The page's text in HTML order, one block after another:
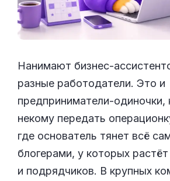
Нанимают бизнес-
разные работодатели. Это и
предприниматели-одиночки,
некому передать
где основатель тянет всё
блогерами, у которых
и подрядчиков. В крупных